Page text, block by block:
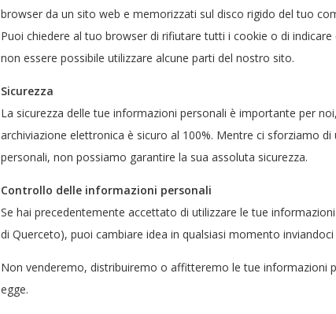
browser da un sito web e memorizzati sul disco rigido del tuo
Puoi chiedere al tuo browser di rifiutare tutti i cookie o di
non essere possibile utilizzare alcune parti del nostro sito.
Sicurezza
La sicurezza delle tue informazioni personali è importante per
archiviazione elettronica è sicuro al 100%. Mentre ci sforziamo
personali, non possiamo garantire la sua assoluta sicurezza.
Controllo delle informazioni personali
Se hai precedentemente accettato di utilizzare le tue
di Querceto), puoi cambiare idea in qualsiasi momento
Non venderemo, distribuiremo o affitteremo le tue informazioni
egge.